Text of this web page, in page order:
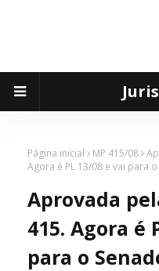
Página inicial MP 415/08
Agora é PL 13/08 e vai para
Aprovada
415. Agora é
para o